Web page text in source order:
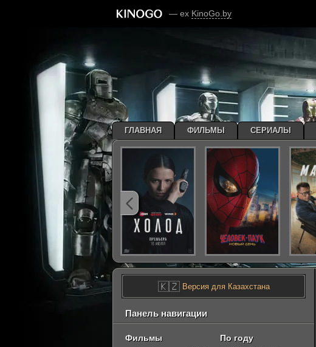
— ex KinoGo.by
🇰🇿Версия для Казахстана
Панель навигации
Фильмы По году
ГЛАВНАЯ ФИЛЬМЫ СЕРИАЛЫ